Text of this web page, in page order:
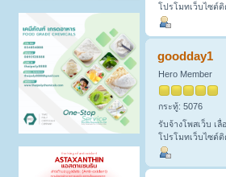
โปรโมทเว็บไซต์
goodday1
Hero Member
กระทู้: 5076
รับจ้างโพสเว็บ เ
โปรโมทเว็บไซต์